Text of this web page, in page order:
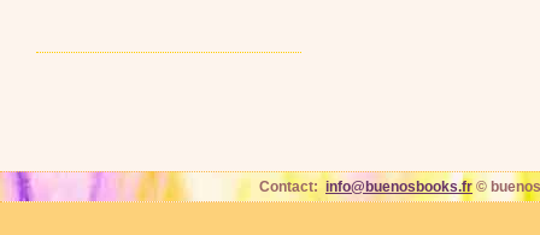
Contact: info@buenosbooks.fr©